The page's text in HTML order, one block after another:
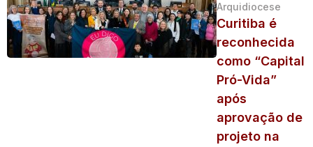
Arquidiocese
Curitiba é
reconhecida
como “Capital
Pró-Vida”
após
aprovação de
projeto na